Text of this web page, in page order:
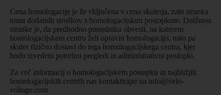
Cena homologacije je že vključena v ceno skuterja, zato stranka
nima dodatnih stroškov s homologacijskim postopkom. Dolžnost
stranke je, da predhodno ponudnika obvesti, na katerem
homologacijskem centru želi opraviti homologacijo, nato pa
skuter fizično dostavi do tega homologacijskega centra, kjer
bodo izvedeni potrebni pregledi in administrativni postopki.
Za več informacij o homologacijskem postopku in najbližjih
homologacijskih centrih nas kontaktirajte na info@velo-
voltage.com